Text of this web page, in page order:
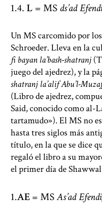
4.L = MS ds’ad
Un MS carcomido por
Schroeder. Lleva en la
fi bayan la’bash-shatranj
juego del ajedrez), y la
shatranj la’alif Abu’l-
(Libro de ajedrez,
Said, conocido como al-
tartamudo»). El MS no
hasta tres siglos más
título, en la que se dice
regaló el libro a su
el primer día de
AE= MSAs’ad